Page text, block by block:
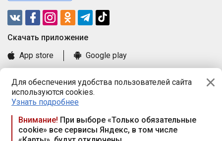
Для обеспечения удобства пользователей сайта
используются cookies.
Узнать подробнее
Внимание! При выборе «Только обязательные
cookie» все сервисы Яндекс, в том числе
Cкачать приложение
App store
Google play
Книга замечаний и предложений
Правила и документы
Praca.by © 2000—2026, ООО «ПРАЦА БАЙ»
Республика Беларусь, 220114, г. Минск, пр-т Независимости
117а, пом. № 9.